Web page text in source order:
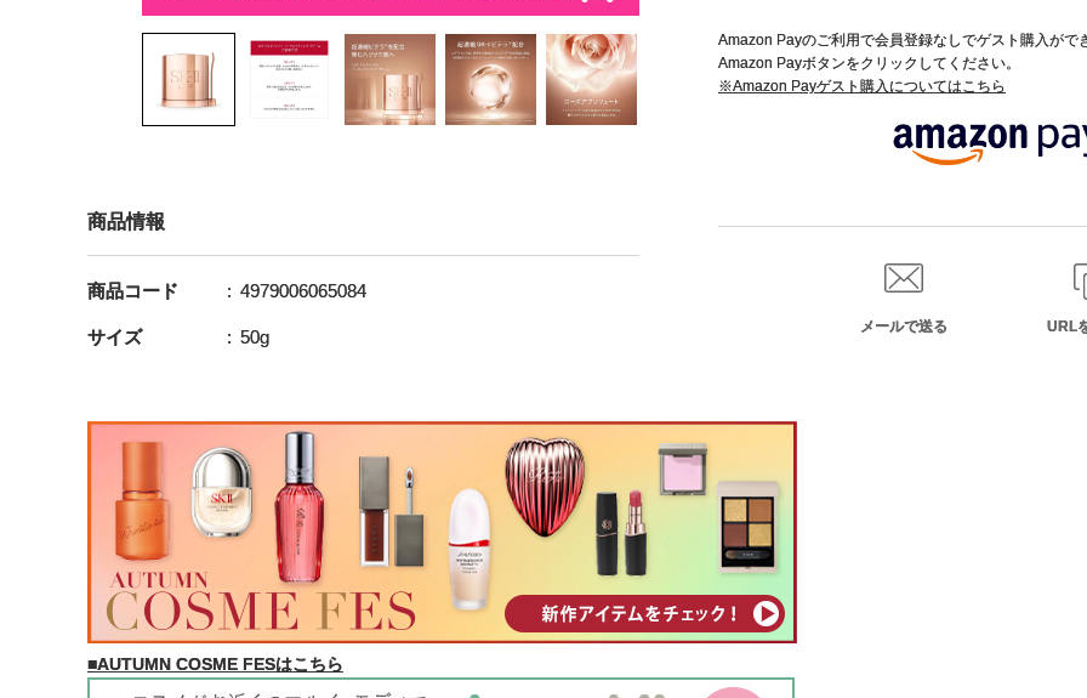
Amazon Payのご利用で会員登録なしでゲスト購入がで
Amazon Payボタンをクリックしてください。
※Amazon Payゲスト購入についてはこちら
メールで送る URL
商品情報
商品コード 4979006065084
サイズ 50g
■AUTUMN COSME FESはこちら